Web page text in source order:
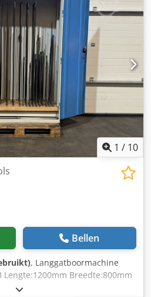
1 / 10
Bellen
, Langgatboormachine
Lengte:1200mm Breedte:800mm